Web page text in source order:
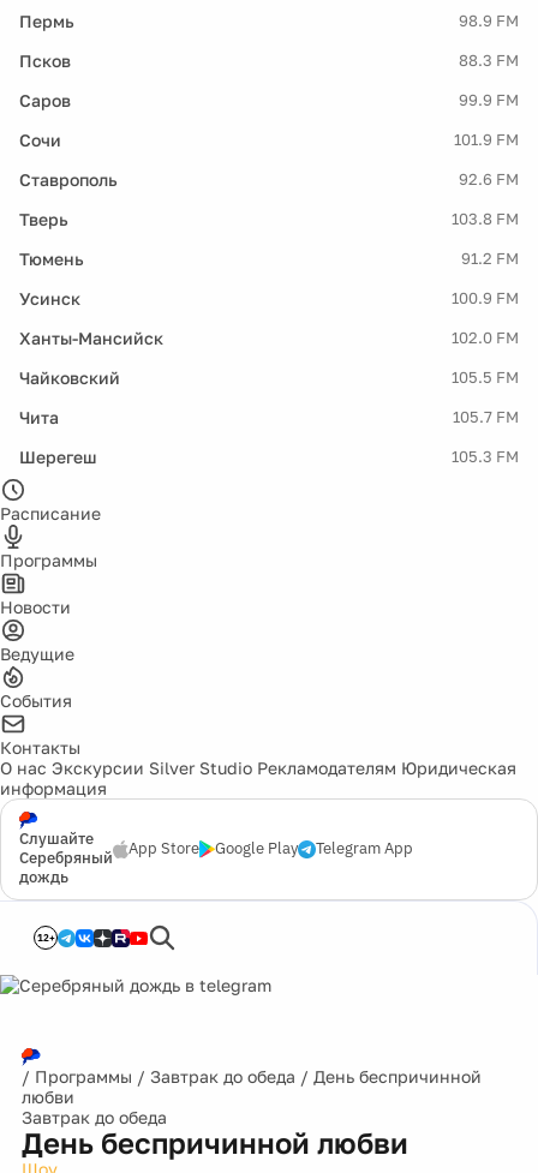
Пермь 98.9 FM
Псков 88.3 FM
Саров 99.9 FM
Сочи 101.9 FM
Ставрополь 92.6 FM
Тверь 103.8 FM
Тюмень 91.2 FM
Усинск 100.9 FM
Ханты-Мансийск 102.0 FM
Чайковский 105.5 FM
Чита 105.7 FM
Шерегеш 105.3 FM
Расписание
Программы
Новости
Ведущие
События
Контакты
О нас Экскурсии Silver Studio Рекламодателям Юридическая
информация
Слушайте
Серебряный
дождь
App Store Google Play Telegram App
12+
/ Программы / Завтрак до обеда / День беспричинной
любви
Завтрак до обеда
День беспричинной любви